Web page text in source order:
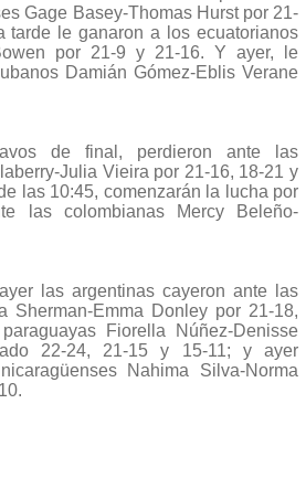
Gage Basey-Thomas Hurst por 21-
tarde le ganaron a los ecuatorianos
por 21-9 y 21-16. Y ayer, le
Damián Gómez-Eblis Verane
de final, perdieron ante las
Julia Vieira por 21-16, 18-21 y
las 10:45, comenzarán la lucha por
las colombianas Mercy Beleño-
las argentinas cayeron ante las
Sherman-Emma Donley por 21-18,
Fiorella Núñez-Denisse
22-24, 21-15 y 15-11; y ayer
Nahima Silva-Norma